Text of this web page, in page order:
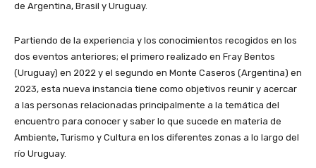
de Argentina, Brasil y Uruguay.
Partiendo de la experiencia y los conocimientos recogidos en los
dos eventos anteriores; el primero realizado en Fray Bentos
(Uruguay) en 2022 y el segundo en Monte Caseros (Argentina) en
2023, esta nueva instancia tiene como objetivos reunir y acercar
a las personas relacionadas principalmente a la temática del
encuentro para conocer y saber lo que sucede en materia de
Ambiente, Turismo y Cultura en los diferentes zonas a lo largo del
río Uruguay.